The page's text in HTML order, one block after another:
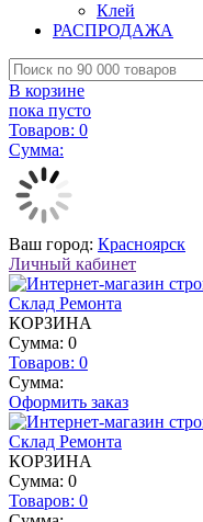
Клей
РАСПРОДАЖА
В корзине
пока пусто
Товаров: 0
Сумма:
Ваш город: Красноярск
Личный кабинет
КОРЗИНА
Сумма: 0
Товаров: 0
Сумма:
Оформить заказ
КОРЗИНА
Сумма: 0
Товаров: 0